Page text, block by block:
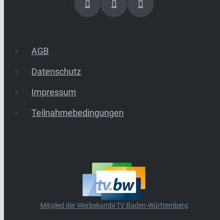
AGB
Datenschutz
Impressum
Teilnahmebedingungen
Mitglied der Werbekombi TV Baden-Württemberg